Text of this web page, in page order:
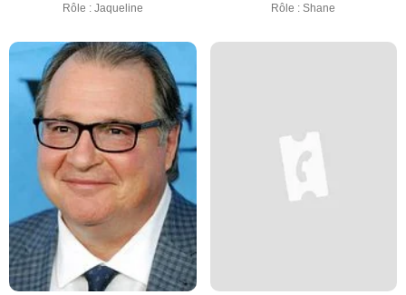
Rôle : Jaqueline Rôle : Shane